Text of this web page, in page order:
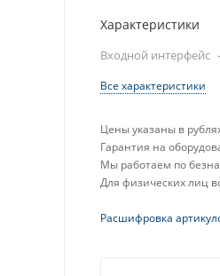
Характеристики
Входной интерфейс
Все характеристики
Цены указаны в
Гарантия на
Мы работаем по
Для физических лиц
Расшифровка